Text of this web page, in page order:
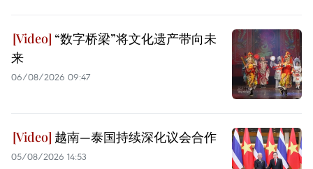
“数字桥梁”将文化遗产带向未
来
06/08/2026 09:47
越南—泰国持续深化议会合作
05/08/2026 14:53